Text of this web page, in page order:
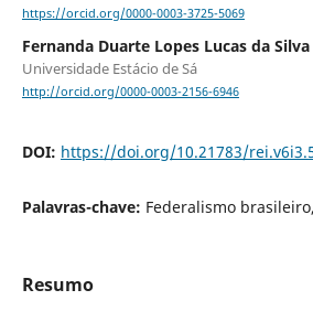
https://orcid.org/0000-0003-3725-5069
Fernanda Duarte Lopes Lucas da Silva
Universidade Estácio de Sá
http://orcid.org/0000-0003-2156-6946
DOI: https://doi.org/10.21783/
Palavras-chave: Federalismo
Resumo